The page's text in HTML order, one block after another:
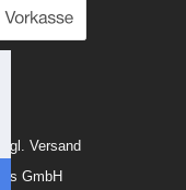
Versand
GmbH